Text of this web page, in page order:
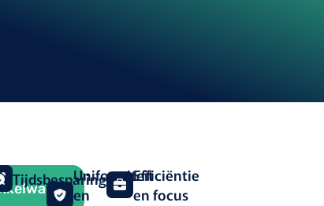
TijdsbesparingUniformiteit
en
Efficiëntie
en focus​